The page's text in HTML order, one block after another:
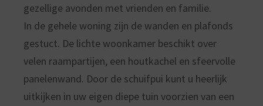
gezellige avonden met vrienden en familie.
In de gehele woning zijn de wanden en plafonds
gestuct. De lichte woonkamer beschikt over
velen raampartijen, een houtkachel en sfeervolle
panelenwand. Door de schuifpui kunt u heerlijk
uitkijken in uw eigen diepe tuin voorzien van een